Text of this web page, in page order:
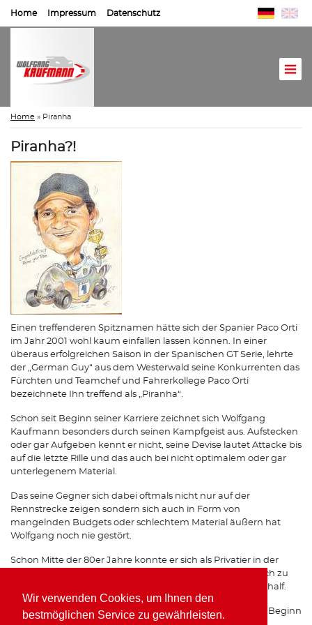
Wir verwenden Cookies, um Ihnen den
bestmöglichen Service zu gewährleisten.
Home Impressum Datenschutz
Home » Piranha
Piranha?!
Einen treffenderen Spitznamen hätte sich der Spanier Paco Orti
im Jahr 2001 wohl kaum einfallen lassen können. In einer
überaus erfolgreichen Saison in der Spanischen GT Serie, lehrte
der „German Guy“ aus dem Westerwald seine Konkurrenten das
Fürchten und Teamchef und Fahrerkollege Paco Orti
bezeichnete Ihn treffend als „Piranha“.
Schon seit Beginn seiner Karriere zeichnet sich Wolfgang
Kaufmann besonders durch seinen Kampfgeist aus. Aufstecken
oder gar Aufgeben kennt er nicht, seine Devise lautet Attacke bis
auf die letzte Rille und das auch bei nicht optimalem oder gar
unterlegenem Material.
Das seine Gegner sich dabei oftmals nicht nur auf der
Rennstrecke zeigen sondern sich auch in Form von
mangelnden Budgets oder schlechtem Material äußern hat
Wolfgang noch nie gestört.
Schon Mitte der 80er Jahre konnte er sich als Privatier in der
Formel 3 gehörigen Respekt einfahren, was Ihm schließlich zu
einem Opel Werksvertrag im Team von Horst Schübel verhalf.
Spätestens seit seinen Erfolgen mit Freisinger Porsche zu Beginn